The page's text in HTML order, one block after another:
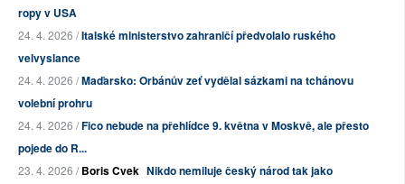
ropy v USA
24. 4. 2026 /Italské ministerstvo zahraničí předvolalo ruského
velvyslance
24. 4. 2026 /Maďarsko: Orbánův zeť vydělal sázkami na tchánovu
volební prohru
24. 4. 2026 /Fico nebude na přehlídce 9. května v Moskvě, ale přesto
pojede do R...
23. 4. 2026 /Boris Cvek Nikdo nemiluje český národ tak jako